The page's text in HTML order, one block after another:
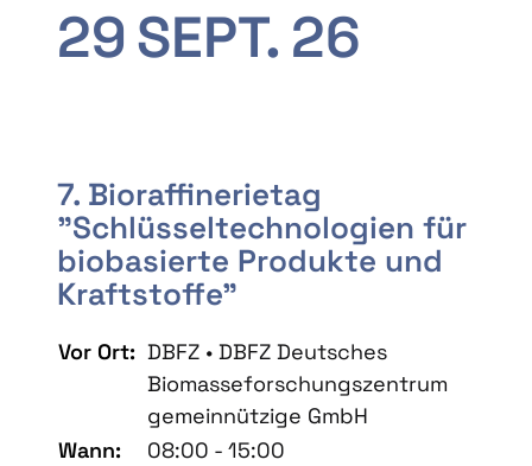
29SEPT. 26
7. Bioraffinerietag
"Schlüsseltechnologien für
biobasierte Produkte und
Kraftstoffe"
Vor Ort: DBFZ • DBFZ Deutsches
Biomasseforschungszentrum
gemeinnützige GmbH
Wann:
08:00 - 15:00